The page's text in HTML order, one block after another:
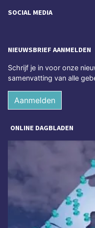
SOCIAL MEDIA
NIEUWSBRIEF AANMELDEN
Schrijf je in voor onze
samenvatting van alle
Aanmelden
ONLINE DAGBLADEN